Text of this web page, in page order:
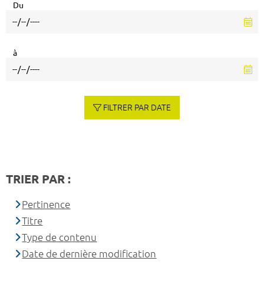
Du
à
FILTRER PAR DATE
TRIER PAR :
Pertinence
Titre
Type de contenu
Date de dernière modification